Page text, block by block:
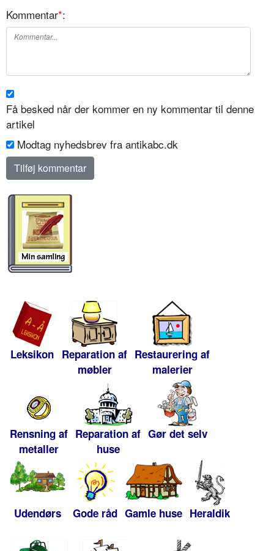
Kommentar*:
Få besked når der kommer en ny kommentar til denne
artikel
Modtag nyhedsbrev fra antikabc.dk
Leksikon Reparation af
møbler
Restaurering af
malerier
Rensning af
metaller
Reparation af
huse
Gør det selv
Udendørs Gode råd Gamle huse Heraldik